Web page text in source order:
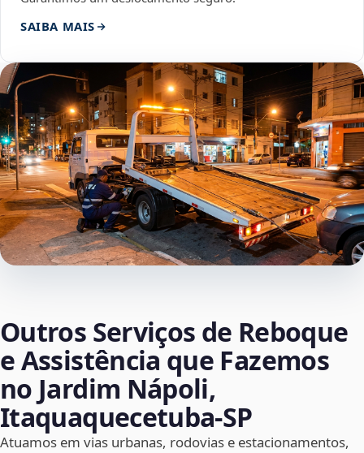
SAIBA MAIS
Outros Serviços de Reboque
e Assistência que Fazemos
no Jardim Nápoli,
Itaquaquecetuba‑SP
Atuamos em vias urbanas, rodovias e estacionamentos,